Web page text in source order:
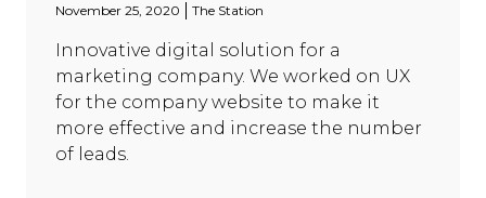
November 25, 2020 The Station
Innovative digital solution for a
marketing company. We worked on UX
for the company website to make it
more effective and increase the number
of leads.